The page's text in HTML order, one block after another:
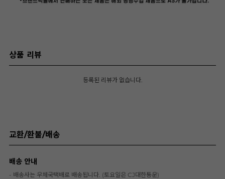
상품 리뷰
등록된 리뷰가 없습니다.
교환/환불/배송
배송 안내
- 배송사는 우체국택배로 배송됩니다. (토요일은 CJ대한통운)